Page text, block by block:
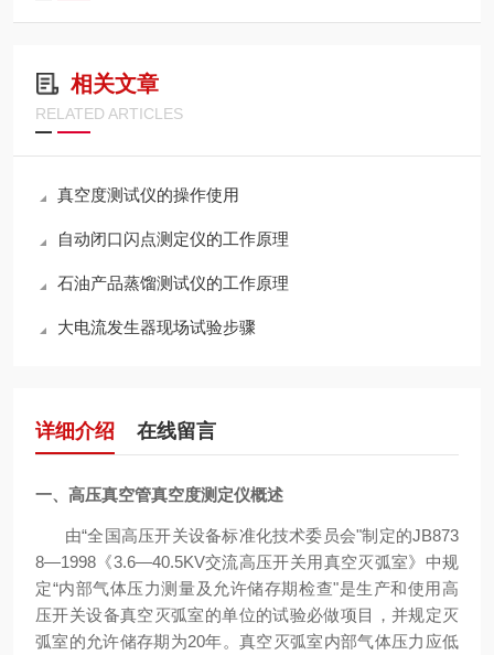
相关文章
RELATED ARTICLES
真空度测试仪的操作使用
自动闭口闪点测定仪的工作原理
石油产品蒸馏测试仪的工作原理
大电流发生器现场试验步骤
详细介绍 在线留言
一、 高压真空管真空度测定仪概述
由“全国高压开关设备标准化技术委员会"制定的JB873
8—1998《3.6—40.5KV交流高压开关用真空灭弧室》中规
定“内部气体压力测量及允许储存期检查"是生产和使用高
压开关设备真空灭弧室的单位的试验必做项目，并规定灭
弧室的允许储存期为20年。真空灭弧室内部气体压力应低